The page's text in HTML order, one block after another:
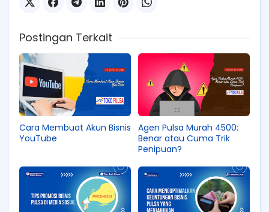
Postingan Terkait
Cara Membuat Akun Bisnis
YouTube
Agen Pulsa Murah 4500:
Benar atau Cuma Trik
Penipuan?